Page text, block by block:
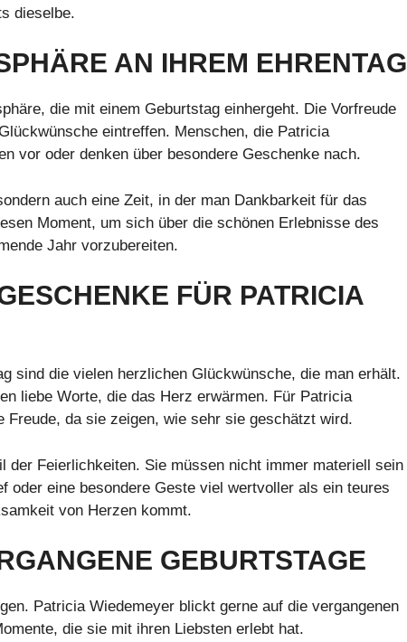
dieselbe.
AN IHREM EHRENTAG
die mit einem Geburtstag einhergeht. Die Vorfreude
eintreffen. Menschen, die Patricia
vor oder denken über besondere Geschenke nach.
auch eine Zeit, in der man Dankbarkeit für das
Moment, um sich über die schönen Erlebnisse des
Jahr vorzubereiten.
FÜR PATRICIA
sind die vielen herzlichen Glückwünsche, die man erhält.
liebe Worte, die das Herz erwärmen. Für Patricia
da sie zeigen, wie sehr sie geschätzt wird.
der Feierlichkeiten. Sie müssen nicht immer materiell sein
oder eine besondere Geste viel wertvoller als ein teures
von Herzen kommt.
GEBURTSTAGE
Patricia Wiedemeyer blickt gerne auf die vergangenen
die sie mit ihren Liebsten erlebt hat.